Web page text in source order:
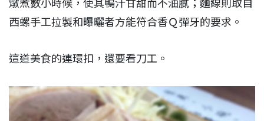
燉煮數小時候，使其鴨汁甘甜而不油膩；麵線則取自
西螺手工拉製和曝曬者方能符合香Ｑ彈牙的要求。
這道美食的連環扣，還要看刀工。